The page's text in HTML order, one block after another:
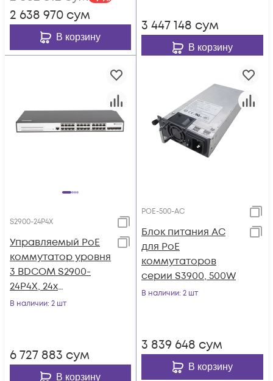
2 638 970 сум
В корзину
3 447 148 сум
В корзину
S2900-24P4X
Управляемый PoE
коммутатор уровня
3 BDCOM S2900-
24P4X, 24x
10/100/1000Base-T
В наличии: 2 шт
6 727 883 сум
В корзину
POE-500-AC
Блок питания AC
для PoE
коммутаторов
серии S3900, 500W
В наличии: 2 шт
3 839 648 сум
В корзину